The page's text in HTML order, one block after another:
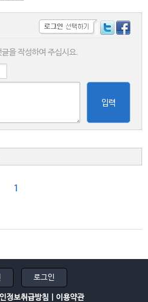
을 작성하여 주십시요.
입력
1
로그인
정보취급방침 이용약관